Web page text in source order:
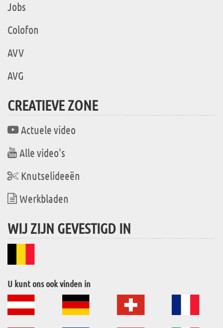
Jobs
Colofon
AVV
AVG
CREATIEVE ZONE
Actuele video
Alle video's
Knutselideeën
Werkbladen
WIJ ZIJN GEVESTIGD IN
U kunt ons ook vinden in